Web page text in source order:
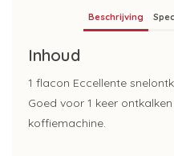
Beschrijving
Inhoud
1 flacon Eccellente
Goed voor 1 keer
koffiemachine.